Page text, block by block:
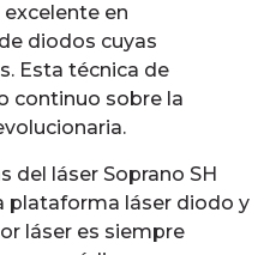
en
diodos cuyas
Esta técnica de
continuo sobre la
del láser Soprano SH
plataforma láser diodo y
láser es siempre